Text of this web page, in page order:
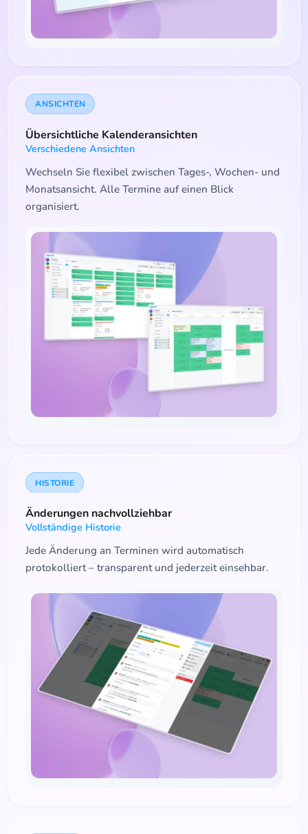
ANSICHTEN
Übersichtliche Kalenderansichten
Verschiedene Ansichten
Wechseln Sie flexibel zwischen Tages-, Wochen- und
Monatsansicht. Alle Termine auf einen Blick
organisiert.
HISTORIE
Änderungen nachvollziehbar
Vollständige Historie
Jede Änderung an Terminen wird automatisch
protokolliert – transparent und jederzeit einsehbar.